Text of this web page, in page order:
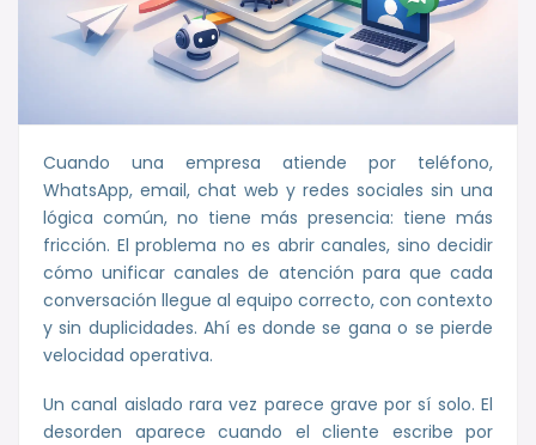
Cuando una empresa atiende por teléfono,
WhatsApp, email, chat web y redes sociales sin una
lógica común, no tiene más presencia: tiene más
fricción. El problema no es abrir canales, sino decidir
cómo unificar canales de atención para que cada
conversación llegue al equipo correcto, con contexto
y sin duplicidades. Ahí es donde se gana o se pierde
velocidad operativa.
Un canal aislado rara vez parece grave por sí solo. El
desorden aparece cuando el cliente escribe por